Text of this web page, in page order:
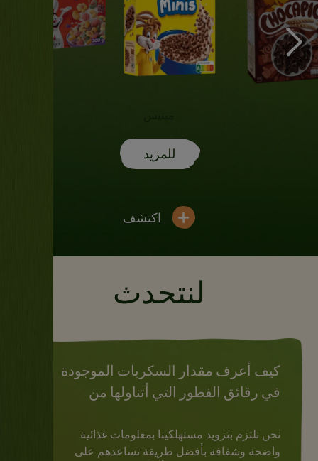
للمزيد
اكتشف
لنتحدث
كيف أعرف مقدار السكريات الموجودة
في رقائق الفطور التي أتناولها من
نحن نلتزم بتزويد مستهلكينا بمعلومات غذائية
واضحة وشفافة بأفضل طريقة تساعدهم على